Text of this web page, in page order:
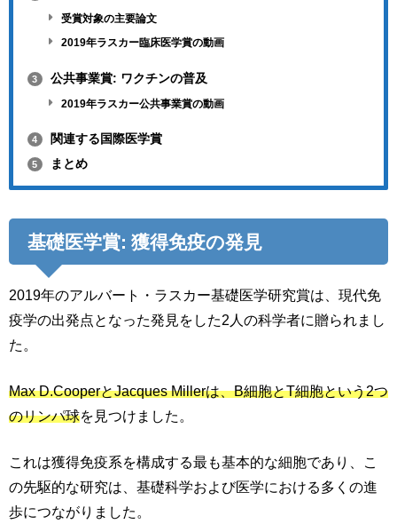
受賞対象の主要論文
2019年ラスカー臨床医学賞の動画
3 公共事業賞: ワクチンの普及
2019年ラスカー公共事業賞の動画
4 関連する国際医学賞
5 まとめ
基礎医学賞: 獲得免疫の発見
2019年のアルバート・ラスカー基礎医学研究賞は、現代免
疫学の出発点となった発見をした2人の科学者に贈られまし
た。
Max D.CooperとJacques Millerは、B細胞とT細胞という2つ
のリンパ球を見つけました。
これは獲得免疫系を構成する最も基本的な細胞であり、こ
の先駆的な研究は、基礎科学および医学における多くの進
歩につながりました。